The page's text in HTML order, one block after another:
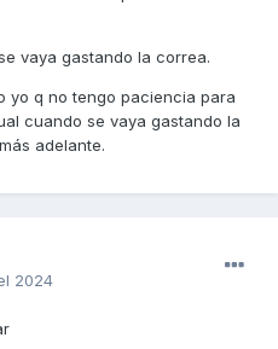
vaya gastando la correa.
yo q no tengo paciencia para
cuando se vaya gastando la
adelante.
2024